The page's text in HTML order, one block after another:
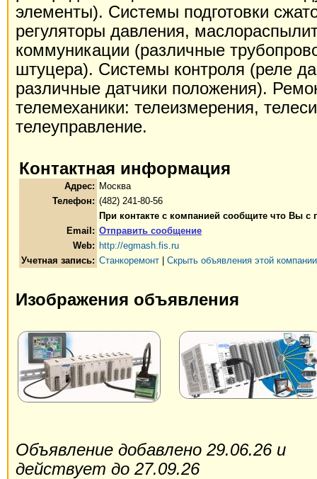
элементы). Системы подготовки
регуляторы давления,
коммуникации (различные
штуцера). Системы контроля (реле
различные датчики положения).
телемеханики: телеизмерения,
телеуправление.
Контактная информация
Адрес: Москва
Телефон: (482) 241-80-56
При контакте с компанией сообщите что Вы с
Email: Отправить сообщение
Web: http://egmash.fis.ru
Учетная запись: Станкоремонт Скрыть объявления этой компании
Изображения объявления
Объявление добавлено 29.06.26 и
действует до 27.09.26